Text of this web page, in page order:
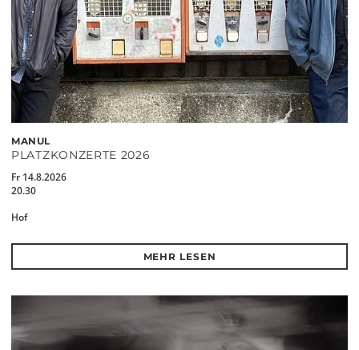
MANUL
PLATZKONZERTE 2026
Fr 14.8.2026
20.30
Hof
MEHR LESEN